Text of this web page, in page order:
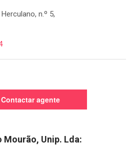
n.º 5,
Contactar agente
Mourão, Unip. Lda: